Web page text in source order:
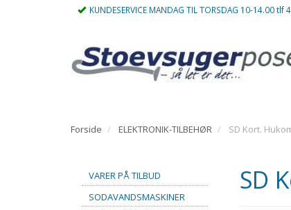
KUNDESERVICE MANDAG TIL TORSDAG 10-14.00 tlf
Forside ELEKTRONIK-TILBEHØR SD Kort.
VARER PÅ TILBUD
SODAVANDSMASKINER
SD